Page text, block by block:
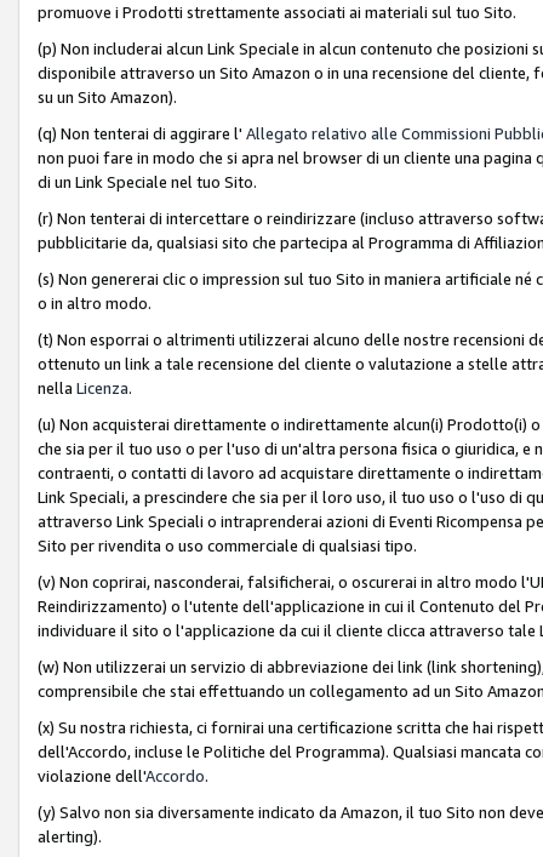
promuove i Prodotti strettamente associati ai materiali sul tuo Sito.
(p) Non includerai alcun Link Speciale in alcun contenuto che
disponibile attraverso un Sito Amazon o in una recensione del
su un Sito Amazon).
(q) Non tenterai di aggirare l' Allegato relativo alle Commissioni
non puoi fare in modo che si apra nel browser di un cliente una
di un Link Speciale nel tuo Sito.
(r) Non tenterai di intercettare o reindirizzare (incluso attraverso
pubblicitarie da, qualsiasi sito che partecipa al Programma di
(s) Non genererai clic o impression sul tuo Sito in maniera artificiale
o in altro modo.
(t) Non esporrai o altrimenti utilizzerai alcuno delle nostre recensioni
ottenuto un link a tale recensione del cliente o valutazione a stelle
nella Licenza.
(u) Non acquisterai direttamente o indirettamente alcun(i) Prodotto(i)
che sia per il tuo uso o per l'uso di un'altra persona fisica o giuridica,
contraenti, o contatti di lavoro ad acquistare direttamente o
Link Speciali, a prescindere che sia per il loro uso, il tuo uso o l'uso di
attraverso Link Speciali o intraprenderai azioni di Eventi
Sito per rivendita o uso commerciale di qualsiasi tipo.
(v) Non coprirai, nasconderai, falsificherai, o oscurerai in altro modo
Reindirizzamento) o l'utente dell'applicazione in cui il Contenuto del
individuare il sito o l'applicazione da cui il cliente clicca attraverso tale
(w) Non utilizzerai un servizio di abbreviazione dei link (link
comprensibile che stai effettuando un collegamento ad un Sito
(x) Su nostra richiesta, ci fornirai una certificazione scritta che hai
dell'Accordo, incluse le Politiche del Programma). Qualsiasi mancata
violazione dell'Accordo.
(y) Salvo non sia diversamente indicato da Amazon, il tuo Sito non
alerting).